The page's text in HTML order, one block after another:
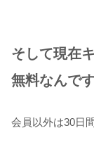
そして現在
無料なんで
会員以外は30日